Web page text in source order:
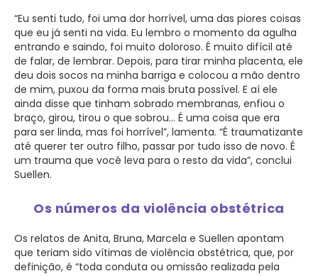
“Eu senti tudo, foi uma dor horrível, uma das piores coisas
que eu já senti na vida. Eu lembro o momento da agulha
entrando e saindo, foi muito doloroso. É muito difícil até
de falar, de lembrar. Depois, para tirar minha placenta, ele
deu dois socos na minha barriga e colocou a mão dentro
de mim, puxou da forma mais bruta possível. E aí ele
ainda disse que tinham sobrado membranas, enfiou o
braço, girou, tirou o que sobrou… É uma coisa que era
para ser linda, mas foi horrível”, lamenta. “É traumatizante
até querer ter outro filho, passar por tudo isso de novo. É
um trauma que você leva para o resto da vida”, conclui
Suellen.
Os números da violência obstétrica
Os relatos de Anita, Bruna, Marcela e Suellen apontam
que teriam sido vítimas de violência obstétrica, que, por
definição, é “toda conduta ou omissão realizada pela